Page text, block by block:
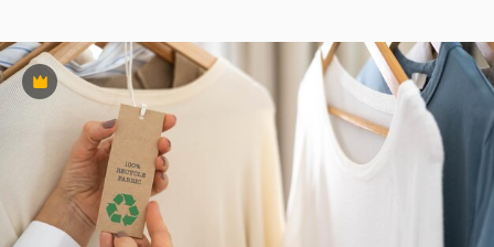
Premium